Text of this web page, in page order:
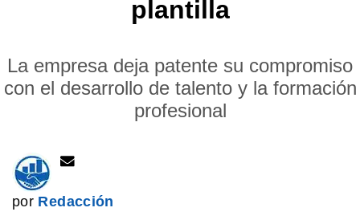
plantilla
La empresa deja patente su compromiso
con el desarrollo de talento y la formación
profesional
por Redacción